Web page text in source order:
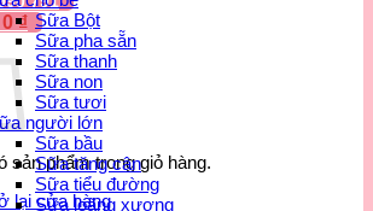
0₫
sản phẩm trong giỏ hàng.
lại cửa hàng
Sữa Bột
Sữa pha sẵn
Sữa thanh
Sữa non
Sữa tươi
người lớn
Sữa bầu
Sữa tăng cân
Sữa tiểu đường
Sữa loãng xương